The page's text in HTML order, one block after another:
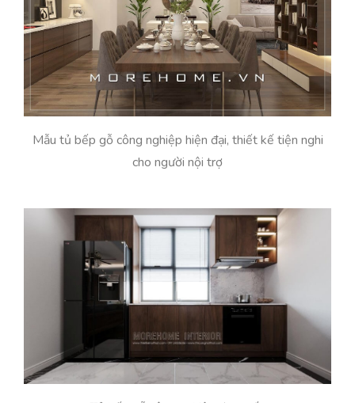
Mẫu tủ bếp gỗ công nghiệp hiện đại, thiết kế tiện nghi
cho người nội trợ